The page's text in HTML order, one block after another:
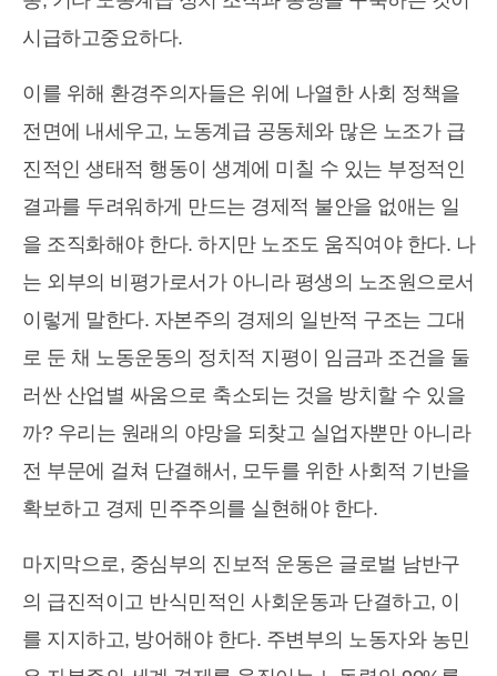
시급하고중요하다.
이를 위해 환경주의자들은 위에 나열한 사회 정책을
전면에 내세우고, 노동계급 공동체와 많은 노조가 급
진적인 생태적 행동이 생계에 미칠 수 있는 부정적인
결과를 두려워하게 만드는 경제적 불안을 없애는 일
을 조직화해야 한다. 하지만 노조도 움직여야 한다. 나
는 외부의 비평가로서가 아니라 평생의 노조원으로서
이렇게 말한다. 자본주의 경제의 일반적 구조는 그대
로 둔 채 노동운동의 정치적 지평이 임금과 조건을 둘
러싼 산업별 싸움으로 축소되는 것을 방치할 수 있을
까? 우리는 원래의 야망을 되찾고 실업자뿐만 아니라
전 부문에 걸쳐 단결해서, 모두를 위한 사회적 기반을
확보하고 경제 민주주의를 실현해야 한다.
마지막으로, 중심부의 진보적 운동은 글로벌 남반구
의 급진적이고 반식민적인 사회운동과 단결하고, 이
를 지지하고, 방어해야 한다. 주변부의 노동자와 농민